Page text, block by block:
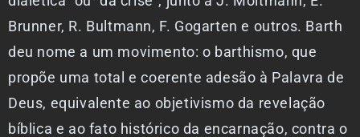
Brunner, R. Bultmann, F. Gogarten e outros. Barth
deu nome a um movimento: o barthismo, que
propõe uma total e coerente adesão à Palavra de
Deus, equivalente ao objetivismo da revelação
bíblica e ao fato histórico da encarnação, contra o